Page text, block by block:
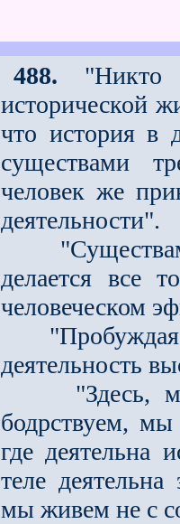
488. "Никто
исторической
что история в
существами
человек же
деятельности".
делается все
человеческом
деятельность
"Здесь,
бодрствуем,
где деятельна
теле
мы живем не с